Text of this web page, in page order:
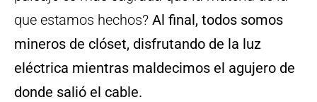
que estamos hechos? Al final, todos somos
mineros de clóset, disfrutando de la luz
eléctrica mientras maldecimos el agujero de
donde salió el cable.